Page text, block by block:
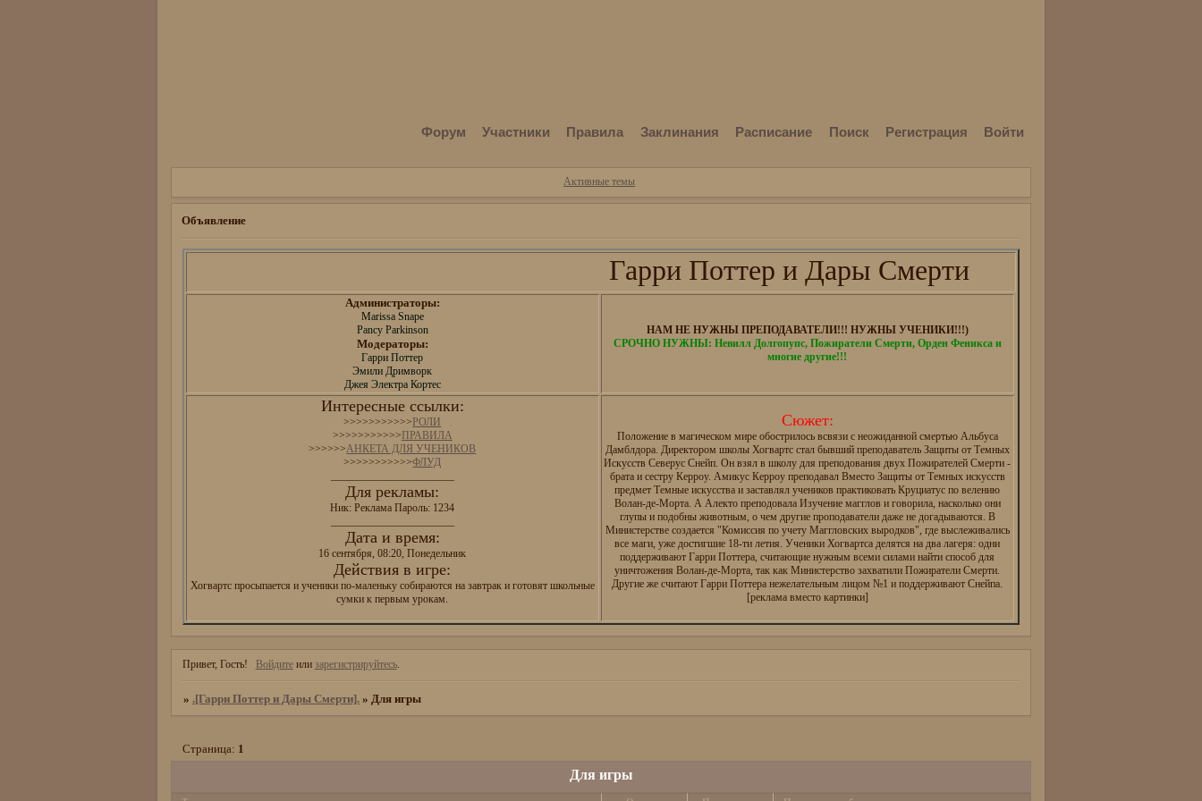
Форум Участники Правила Заклинания Расписание Поиск Регистрация Войти
Активные темы
Объявление
Гарри Поттер и Дары Смерти
Администраторы:
Marissa Snape
Pancy Parkinson
Модераторы:
Гарри Поттер
Эмили Дримворк
Джея Электра Кортес
НАМ НЕ НУЖНЫ ПРЕПОДАВАТЕЛИ!!! НУЖНЫ УЧЕНИКИ!!!)
СРОЧНО НУЖНЫ: Невилл Долгопупс, Пожиратели Смерти, Орден Феникса и
многие другие!!!
Интересные ссылки:
>>>>>>>>>>> РОЛИ
>>>>>>>>>>> ПРАВИЛА
>>>>>>АНКЕТА ДЛЯ УЧЕНИКОВ
>>>>>>>>>>>ФЛУД
Для рекламы:
Ник: Реклама Пароль: 1234
Дата и время:
16 сентября, 08:20, Понедельник
Действия в игре:
Хогвартс просыпается и ученики по-маленьку собираются на завтрак и готовят школьные
сумки к первым урокам.
Сюжет:
Положение в магическом мире обострилось всвязи с неожиданной смертью Альбуса
Дамблдора. Директором школы Хогвартс стал бывший преподаватель Защиты от Темных
Искусств Северус Снейп. Он взял в школу для преподования двух Пожирателей Смерти -
брата и сестру Керроу. Амикус Керроу преподавал Вместо Защиты от Темных искусств
предмет Темные искусства и заставлял учеников практиковать Круциатус по велению
Волан-де-Морта. А Алекто преподовала Изучение магглов и говорила, насколько они
глупы и подобны животным, о чем другие проподаватели даже не догадываются. В
Министерстве создается "Комиссия по учету Маггловских выродков", где выслеживались
все маги, уже достигшие 18-ти летия. Ученики Хогвартса делятся на два лагеря: одни
поддерживают Гарри Поттера, считающие нужным всеми силами найти способ для
уничтожения Волан-де-Морта, так как Министерство захватили Пожиратели Смерти.
Другие же считают Гарри Поттера нежелательным лицом №1 и поддерживают Снейпа.
[реклама вместо картинки]
Привет, Гость! Войдитеили зарегистрируйтесь.
» .[Гарри Поттер и Дары Смерти]. » Для игры
Для игры
Страница: 1